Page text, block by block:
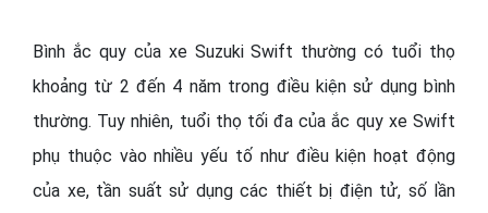
Bình ắc quy của xe Suzuki Swift thường có tuổi thọ
khoảng từ 2 đến 4 năm trong điều kiện sử dụng bình
thường. Tuy nhiên, tuổi thọ tối đa của ắc quy xe Swift
phụ thuộc vào nhiều yếu tố như điều kiện hoạt động
của xe, tần suất sử dụng các thiết bị điện tử, số lần